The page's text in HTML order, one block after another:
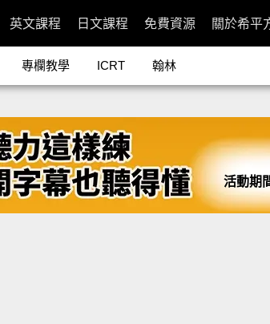
英文課程 日文課程 免費資源 關於希平
專欄教學 ICRT 翰林
活動期